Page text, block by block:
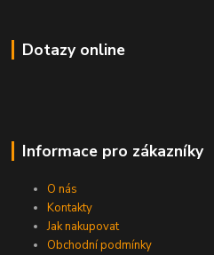
Dotazy online
Informace pro zákazníky
O nás
Kontakty
Jak nakupovat
Obchodní podmínky